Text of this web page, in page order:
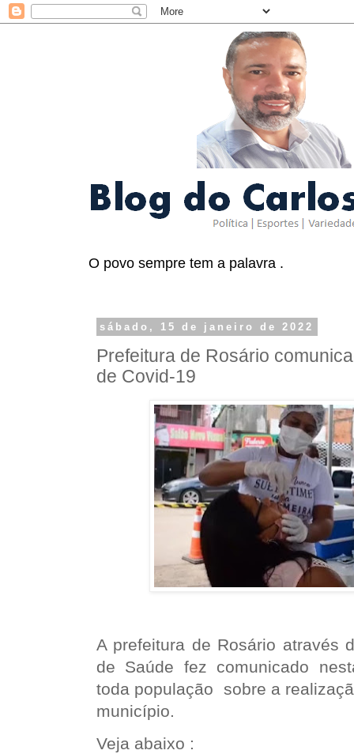
O povo sempre tem a palavra .
sábado, 15 de janeiro de 2022
Prefeitura de Rosário
de Covid-19
A prefeitura de Rosário através
de Saúde fez comunicado
toda população sobre a
município.
Veja abaixo :